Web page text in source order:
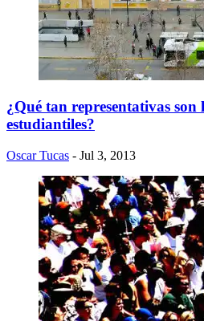
¿Qué tan representativas son
estudiantiles?
Oscar Tucas - Jul 3, 2013